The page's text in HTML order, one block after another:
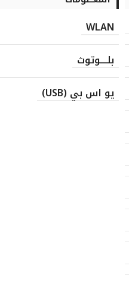
WLAN
بلــــوتوث
يو اس بي (USB)